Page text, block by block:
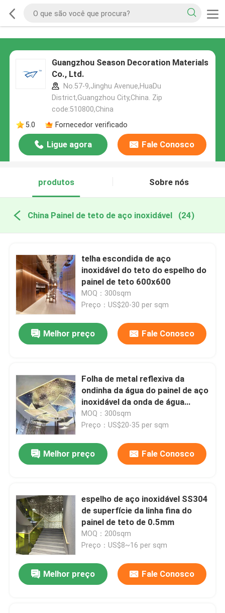
Guangzhou Season Decoration Materials
Co., Ltd.
No.57-9,Jinghu Avenue,HuaDu
District,Guangzhou City,China. Zip
code:510800,China
5.0
Fornecedor verificado
Ligue agora Fale Conosco
produtos Sobre nós
China Painel de teto de aço inoxidável (24)
telha escondida de aço
inoxidável do teto do espelho do
painel de teto 600x600
MOQ：300sqm
Preço：US$20-30 per sqm
Melhor preço Fale Conosco
Folha de metal reflexiva da
ondinha da água do painel de aço
inoxidável da onda de água
SS304
MOQ：300sqm
Preço：US$20-35 per sqm
Melhor preço Fale Conosco
espelho de aço inoxidável SS304
de superfície da linha fina do
painel de teto de 0.5mm
MOQ：200sqm
Preço：US$8~16 per sqm
Melhor preço Fale Conosco